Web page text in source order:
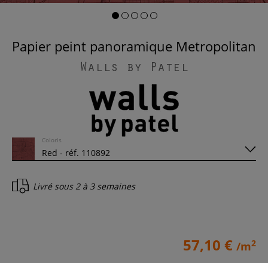
Papier peint panoramique Metropolitan
Walls by Patel
Coloris
Livré sous 2 à 3 semaines
57,10 € /m2